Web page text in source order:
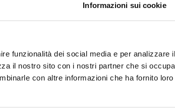
Informazioni sui cookie
funzionalità dei social media e per analizzare il
il nostro sito con i nostri partner che si
con altre informazioni che ha fornito loro